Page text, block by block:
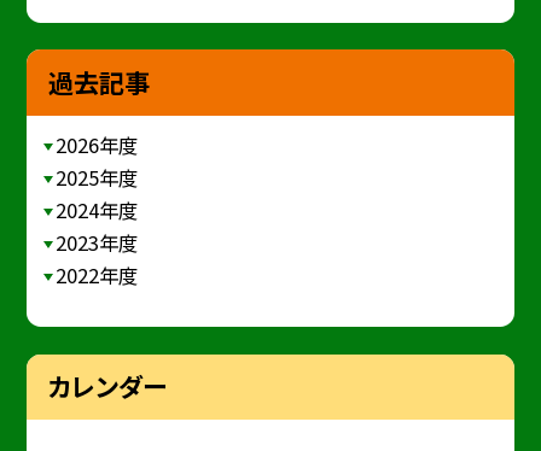
過去記事
2026年度
2025年度
2024年度
2023年度
2022年度
カレンダー